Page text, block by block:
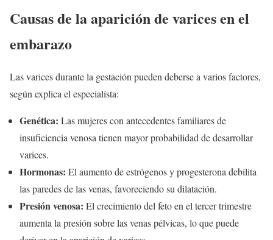
Causas de la aparición de varices en el
embarazo
Las varices durante la gestación pueden deberse a varios factores,
según explica el especialista:
Genética: Las mujeres con antecedentes familiares de
insuficiencia venosa tienen mayor probabilidad de desarrollar
varices.
Hormonas: El aumento de estrógenos y progesterona debilita
las paredes de las venas, favoreciendo su dilatación.
Presión venosa: El crecimiento del feto en el tercer trimestre
aumenta la presión sobre las venas pélvicas, lo que puede